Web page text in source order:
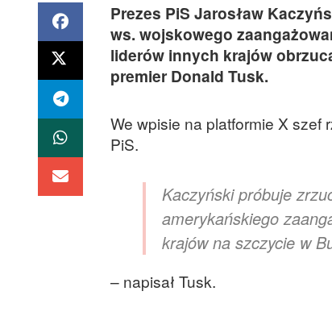
Prezes PiS Jarosław
ws. wojskowego
liderów innych krajów
premier Donald Tusk.
We wpisie na platformie X szef
PiS.
Kaczyński próbuje
amerykańskiego
krajów na szczycie w
– napisał Tusk.